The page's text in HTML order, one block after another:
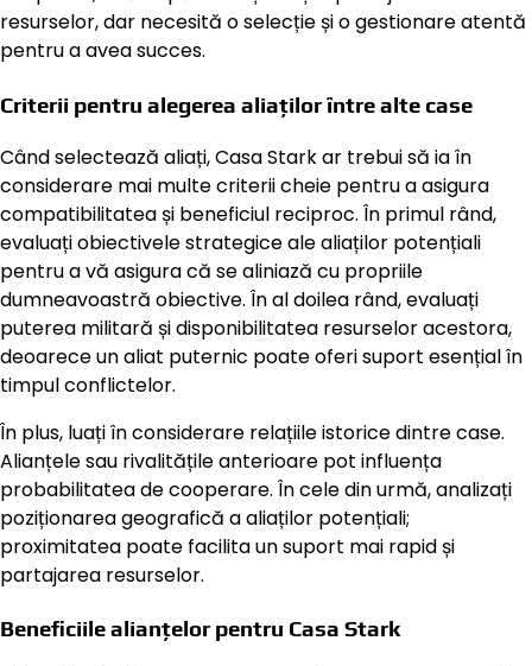
resurselor, dar necesită o selecție și o gestionare atentă
pentru a avea succes.
Criterii pentru alegerea aliaților între alte case
Când selectează aliați, Casa Stark ar trebui să ia în
considerare mai multe criterii cheie pentru a asigura
compatibilitatea și beneficiul reciproc. În primul rând,
evaluați obiectivele strategice ale aliaților potențiali
pentru a vă asigura că se aliniază cu propriile
dumneavoastră obiective. În al doilea rând, evaluați
puterea militară și disponibilitatea resurselor acestora,
deoarece un aliat puternic poate oferi suport esențial în
timpul conflictelor.
În plus, luați în considerare relațiile istorice dintre case.
Alianțele sau rivalitățile anterioare pot influența
probabilitatea de cooperare. În cele din urmă, analizați
poziționarea geografică a aliaților potențiali;
proximitatea poate facilita un suport mai rapid și
partajarea resurselor.
Beneficiile alianțelor pentru Casa Stark